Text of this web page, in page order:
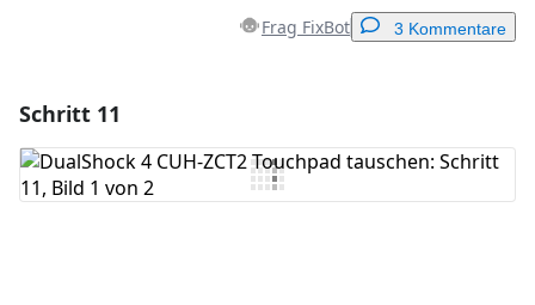
Frag FixBot 3 Kommentare
Kommentar hinzufügen
Schritt 11